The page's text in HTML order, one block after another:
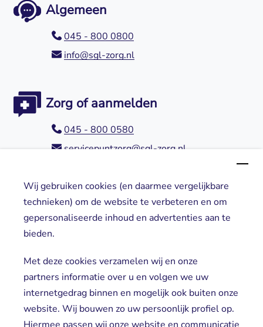
Wij gebruiken cookies (en daarmee vergelijkbare
technieken) om de website te verbeteren en om
gepersonaliseerde inhoud en advertenties aan te
bieden.
Met deze cookies verzamelen wij en onze
partners informatie over u en volgen we uw
internetgedrag binnen en mogelijk ook buiten onze
website. Wij bouwen zo uw persoonlijk profiel op.
Algemeen
045 - 800 0800
info@sgl-zorg.nl
Zorg of aanmelden
045 - 800 0580
servicepuntzorg@sgl-zorg.nl
Direct naar
Locaties
Vrijwilligers